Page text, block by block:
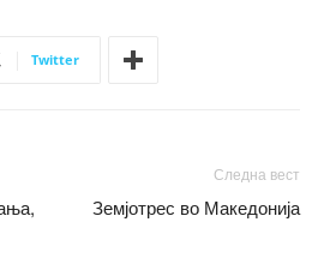
Twitter
Следна вест
Земјотрес во Македонија